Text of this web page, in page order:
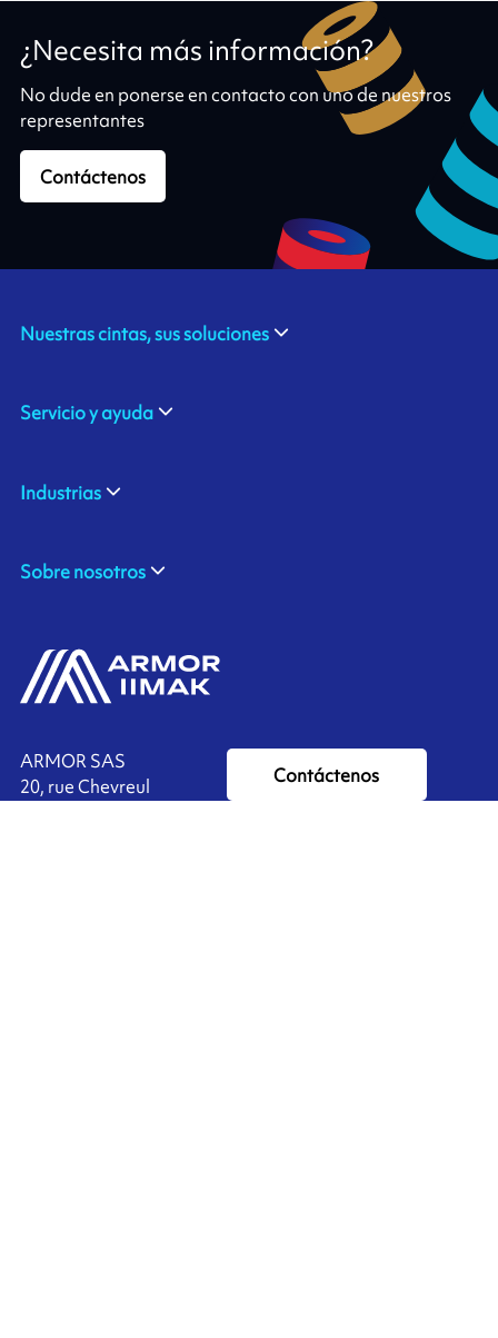
¿Necesita más información?
No dude en ponerse en contacto con uno de nuestros
representantes
Contáctenos
ARMOR SAS
20, rue Chevreul
Contáctenos
Nuestras cintas, sus soluciones
Servicio y ayuda
Industrias
Sobre nosotros